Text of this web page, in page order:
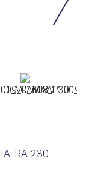
RA-230 ·